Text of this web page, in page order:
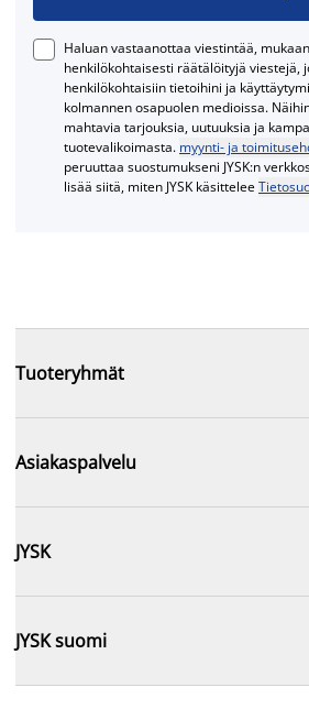
Haluan vastaanottaa viestintää,
henkilökohtaisesti räätälöityjä viestejä,
henkilökohtaisiin tietoihini ja
kolmannen osapuolen medioissa.
mahtavia tarjouksia, uutuuksia ja
tuotevalikoimasta. myynti- ja
peruuttaa suostumukseni JYSK:n
lisää siitä, miten JYSK käsittelee
Tuoteryhmät
Asiakaspalvelu
JYSK
JYSK suomi